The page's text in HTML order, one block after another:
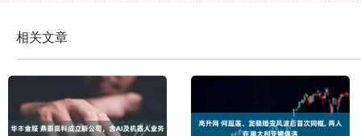
相关文章